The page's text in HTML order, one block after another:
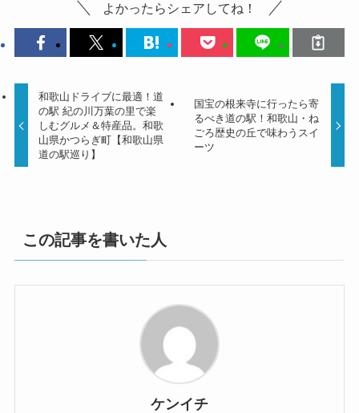
よかったらシェアしてね！
和歌山ドライブに最適！道
の駅 紀の川万葉の里で楽
しむグルメ＆特産品。和歌
山県かつらぎ町【和歌山県
道の駅巡り】
国宝の根来寺に行ったら寄
るべき道の駅！和歌山・ね
ごろ歴史の丘で味わうスイ
ーツ
この記事を書いた人
ケンイチ